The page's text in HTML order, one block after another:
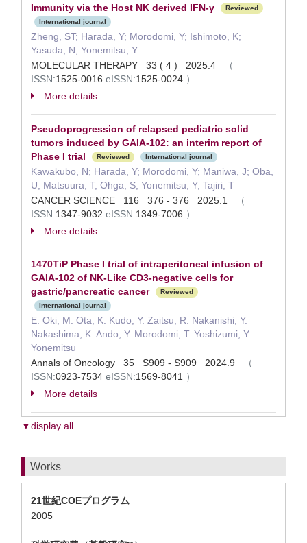
Immunity via the Host NK derived IFN-γ
Reviewed
International journal
Zheng, ST; Harada, Y; Morodomi, Y; Ishimoto, K;
Yasuda, N; Yonemitsu, Y
MOLECULAR THERAPY 33 ( 4 ) 2025.4
（
ISSN:1525-0016 eISSN:1525-0024 ）
More details
Pseudoprogression of relapsed pediatric solid
tumors induced by GAIA-102: an interim report of
Phase I trial
Reviewed International journal
Kawakubo, N; Harada, Y; Morodomi, Y; Maniwa, J; Oba,
U; Matsuura, T; Ohga, S; Yonemitsu, Y; Tajiri, T
CANCER SCIENCE 116 376 - 376 2025.1
（
ISSN:1347-9032 eISSN:1349-7006 ）
More details
1470TiP Phase I trial of intraperitoneal infusion of
GAIA-102 of NK-Like CD3-negative cells for
gastric/pancreatic cancer
Reviewed
International journal
E. Oki, M. Ota, K. Kudo, Y. Zaitsu, R. Nakanishi, Y.
Nakashima, K. Ando, Y. Morodomi, T. Yoshizumi, Y.
Yonemitsu
Annals of Oncology 35 S909 - S909 2024.9
（
ISSN:0923-7534 eISSN:1569-8041 ）
More details
▼display all
Works
21世紀COEプログラム
2005